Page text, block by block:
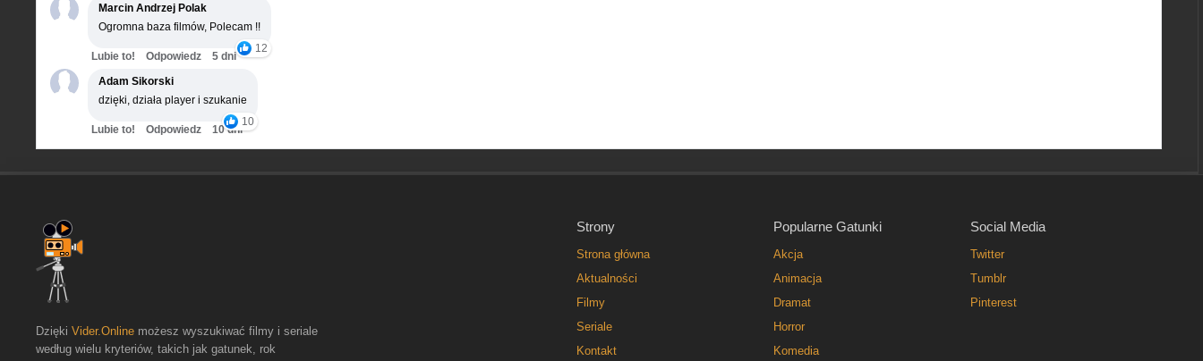
Marcin Andrzej Polak
Ogromna baza filmów, Polecam !!
12
Lubie to! Odpowiedz
5 dni
Adam Sikorski
dzięki, działa player i szukanie
10
Lubie to! Odpowiedz 10 dni
Strony
Strona główna
Aktualności
Filmy
Seriale
Kontakt
Popularne Gatunki
Akcja
Animacja
Dramat
Horror
Komedia
Social Media
Twitter
Tumblr
Pinterest
Dzięki Vider.Online możesz wyszukiwać filmy i seriale
według wielu kryteriów, takich jak gatunek, rok